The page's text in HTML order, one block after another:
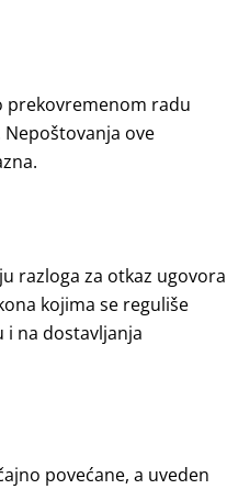
prekovremenom radu
ove
razloga za otkaz ugovora
kojima se reguliše
na dostavljanja
povećane, a uveden